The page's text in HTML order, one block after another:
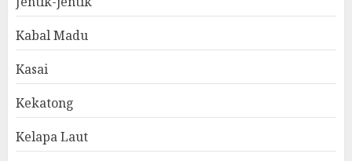
Kabal Madu
Kasai
Kekatong
Kelapa Laut